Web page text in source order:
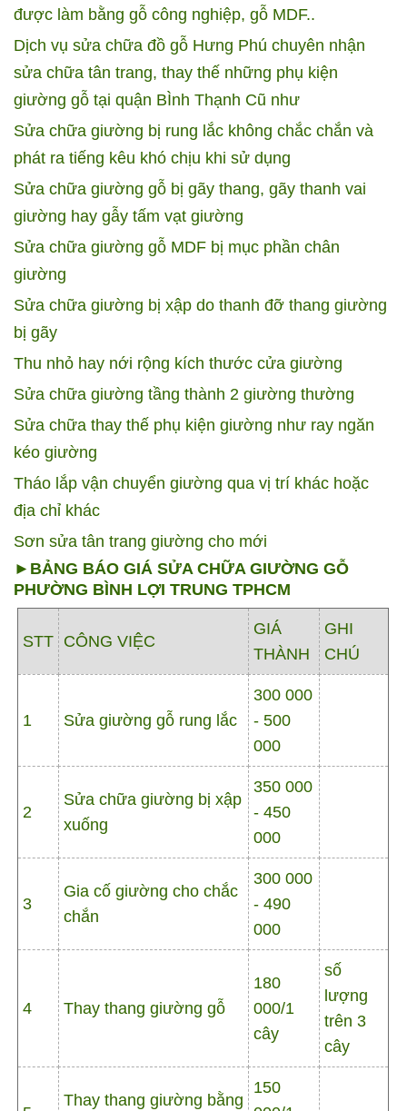
được làm bằng gỗ công nghiệp, gỗ MDF..
Dịch vụ sửa chữa đồ gỗ Hưng Phú chuyên nhận
sửa chữa tân trang, thay thế những phụ kiện
giường gỗ tại quận BÌnh Thạnh Cũ như
Sửa chữa giường bị rung lắc không chắc chắn và
phát ra tiếng kêu khó chịu khi sử dụng
Sửa chữa giường gỗ bị gãy thang, gãy thanh vai
giường hay gẫy tấm vạt giường
Sửa chữa giường gỗ MDF bị mục phần chân
giường
Sửa chữa giường bị xập do thanh đỡ thang giường
bị gãy
Thu nhỏ hay nới rộng kích thước cửa giường
Sửa chữa giường tầng thành 2 giường thường
Sửa chữa thay thế phụ kiện giường như ray ngăn
kéo giường
Tháo lắp vận chuyển giường qua vị trí khác hoặc
địa chỉ khác
Sơn sửa tân trang giường cho mới
►BẢNG BÁO GIÁ SỬA CHỮA GIƯỜNG GỖ
PHƯỜNG BÌNH LỢI TRUNG TPHCM
STT CÔNG VIỆC
GIÁ
THÀNH
GHI
CHÚ
1 Sửa giường gỗ rung lắc
300 000
- 500
000
2
Sửa chữa giường bị xập
xuống
350 000
- 450
000
3
Gia cố giường cho chắc
chắn
300 000
- 490
000
4 Thay thang giường gỗ
180
000/1
cây
số
lượng
trên 3
cây
Thay thang giường bằng
150